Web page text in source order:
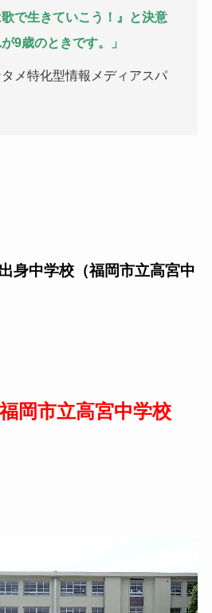
で生きていこう！』と決意
9歳のときです。」
メ特化型情報メディアスパ
身中学校（福岡市立高宮中
岡市立高宮中学校